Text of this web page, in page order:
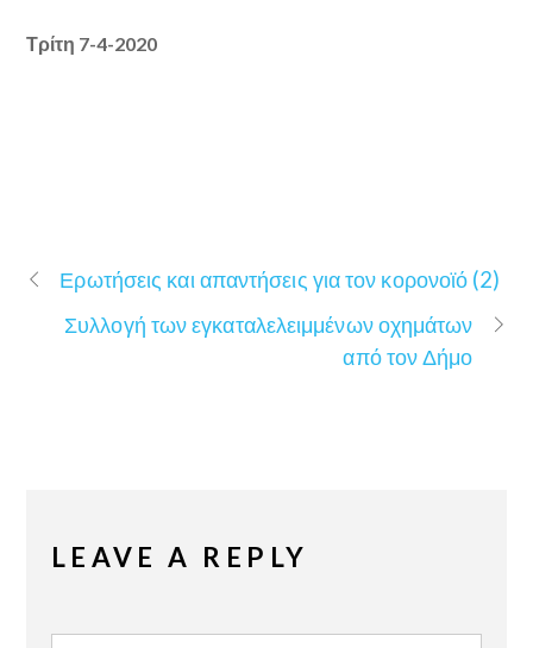
Τρίτη 7-4-2020
Ερωτήσεις και απαντήσεις για τον κορονοϊό (2)
Συλλογή των εγκαταλελειμμένων οχημάτων
από τον Δήμο
LEAVE A REPLY